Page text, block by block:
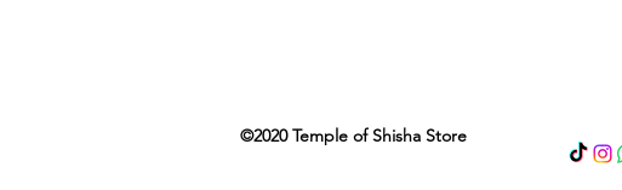
©2020 Temple of Shisha Store